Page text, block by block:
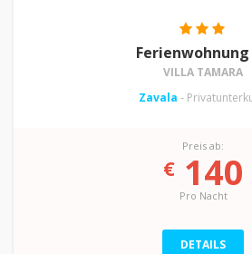
Ferienwohnung
VILLA TAMARA
Zavala -
Preis ab:
€140
Pro Nacht
DETAILS